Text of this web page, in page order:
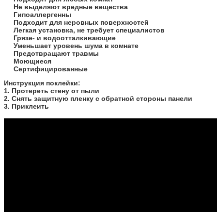
Не выделяют вредные вещества
Гипоаллергенны
Подходит для неровных поверхностей
Легкая установка, не требует специалистов
Грязе- и водоотталкивающие
Уменьшает уровень шума в комнате
Предотвращают травмы
Моющиеся
Сертифицированные
​Инструкция поклейки:
1. Протереть стену от пыли
2. Снять защитную пленку с обратной стороны панели
3. Приклеить